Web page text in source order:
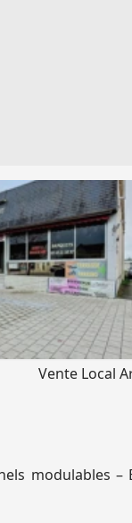
Vente Local
modulables –